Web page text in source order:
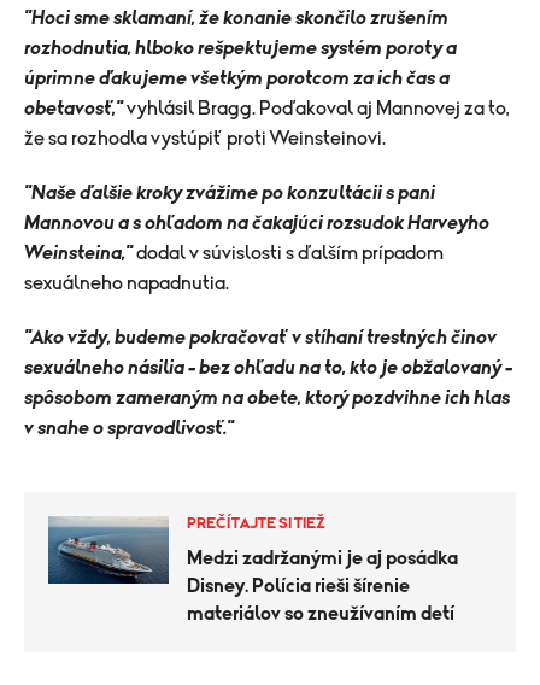
"Hoci sme sklamaní, že konanie skončilo zrušením
rozhodnutia, hlboko rešpektujeme systém poroty a
úprimne ďakujeme všetkým porotcom za ich čas a
obetavosť,"vyhlásil Bragg. Poďakoval aj Mannovej za to,
že sa rozhodla vystúpiť proti Weinsteinovi.
"Naše ďalšie kroky zvážime po konzultácii s pani
Mannovou a s ohľadom na čakajúci rozsudok Harveyho
Weinsteina,"dodal v súvislosti s ďalším prípadom
sexuálneho napadnutia.
"Ako vždy, budeme pokračovať v stíhaní trestných činov
sexuálneho násilia – bez ohľadu na to, kto je obžalovaný –
spôsobom zameraným na obete, ktorý pozdvihne ich hlas
v snahe o spravodlivosť."
PREČÍTAJTE SI TIEŽ
Medzi zadržanými je aj posádka
Disney. Polícia rieši šírenie
materiálov so zneužívaním detí